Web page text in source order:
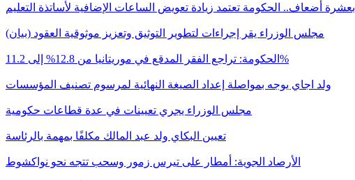
بعشرة أضعاف.. الحكومة تعتمد زيادة تعويض الساعات الإضافية لأساتذة التعليم
مجلس الوزراء يقر إجراءات لتطوير التوثيق وتعزيز موثوقية العقود (بيان)
الحكومة: تراجع الفقر المدقع في موريتانيا من 12.8% إلى 11.2%
ولد اجاي يوجه بمواصلة إعداد الصيغة النهائية لمرسوم تصنيف المؤسسات
مجلس الوزراء يجري تعيينات في عدة قطاعات حكومية
تعيين البكاي ولد عبد المالك مكلفًا بمهمة بالرئاسة
الأرصاد الجوية: أمطار على تيرس زمور وسحب تتجه نحو نواكشوط